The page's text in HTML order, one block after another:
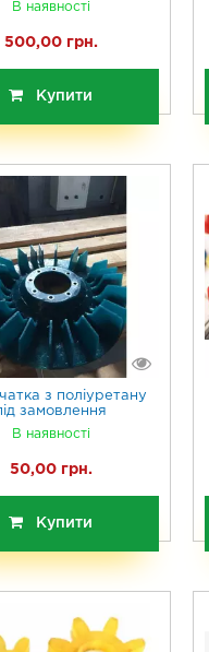
В наявності
500,00 грн.
Купити
з поліуретану
замовлення
В наявності
50,00 грн.
Купити